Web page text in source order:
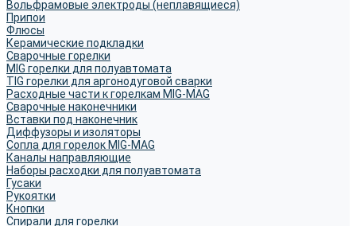
Вольфрамовые электроды (неплавящиеся)
Припои
Флюсы
Керамические подкладки
Сварочные горелки
MIG горелки для полуавтомата
TIG горелки для аргонодуговой сварки
Расходные части к горелкам MIG-MAG
Сварочные наконечники
Вставки под наконечник
Диффузоры и изоляторы
Сопла для горелок MIG-MAG
Каналы направляющие
Наборы расходки для полуавтомата
Гусаки
Рукоятки
Кнопки
Спирали для горелки